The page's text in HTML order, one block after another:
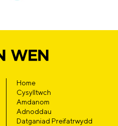
Home
Cysylltwch
Amdanom
Adnoddau
Datganiad Preifatrwydd